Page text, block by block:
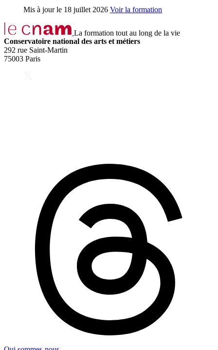
Mis à jour le 18 juillet 2026 Voir la formation
La formation tout au long de la vie
Conservatoire national des arts et métiers
292 rue Saint-Martin
75003 Paris